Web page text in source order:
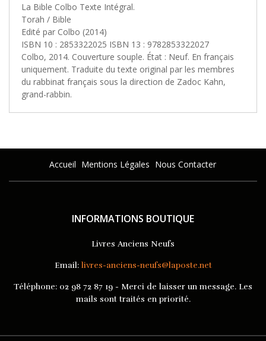
La Bible Colbo Texte Intégral.
Torah / Bible
Edité par Colbo (2014)
ISBN 10 : 2853322025 ISBN 13 : 9782853322027
Colbo, 2014. Couverture souple. État : Neuf. En français
uniquement. Traduite du texte original par les membres
du rabbinat français sous la direction de Zadoc Kahn,
grand-rabbin.
Accueil Mentions Légales Nous Contacter
INFORMATIONS BOUTIQUE
Livres Anciens Neufs
Email: livres-anciens-neufs@laposte.net
Téléphone: 02 98 72 87 19 - Merci de laisser un message. Les
mails sont traités en priorité.